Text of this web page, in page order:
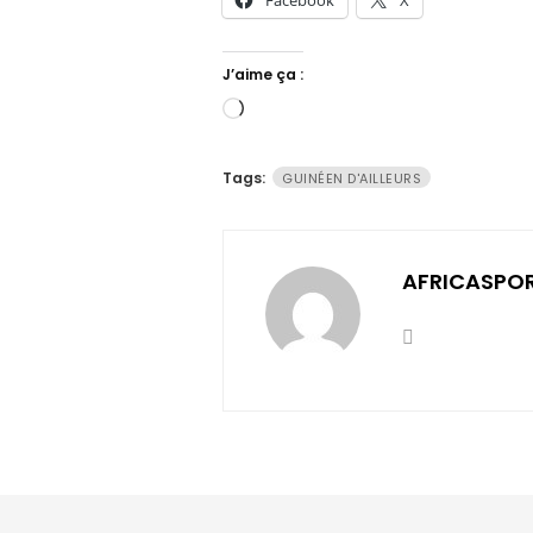
J’aime ça :
Chargement…
Tags: GUINÉEN D'AILLEURS